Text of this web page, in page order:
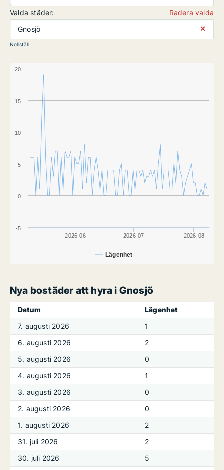
Valda städer:
Radera valda
Gnosjö
⨯
Nollställ
Lägenhet
2026-06 2026-07 2026-08
-5
0
5
10
15
20
Nya bostäder att hyra i Gnosjö
Datum
Lägenhet
7. augusti 2026
1
6. augusti 2026
2
5. augusti 2026
0
4. augusti 2026
1
3. augusti 2026
0
2. augusti 2026
0
1. augusti 2026
2
31. juli 2026
2
30. juli 2026
5